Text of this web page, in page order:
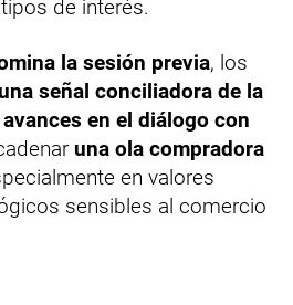
de interés.
la sesión previa, los
una señal conciliadora de la
avances en el diálogo con
una ola compradora
en valores
sensibles al comercio